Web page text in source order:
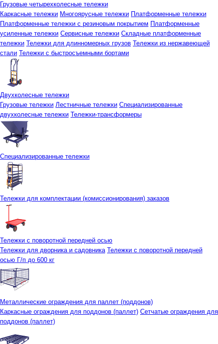
Грузовые четырехколесные тележки
Каркасные тележки Многоярусные тележки Платформенные тележки
Платформенные тележки с резиновым покрытием Платформенные
усиленные тележки Сервисные тележки Складные платформенные
тележки Тележки для длинномерных грузов Тележки из нержавеющей
стали Тележки с быстросъемными бортами
Двухколесные тележки
Грузовые тележки Лестничные тележки Специализированные
двухколесные тележки Тележки-трансформеры
Специализированные тележки
Тележки для комплектации (комиссионирования) заказов
Тележки с поворотной передней осью
Тележки для дворника и садовника Тележки с поворотной передней
осью Г/п до 600 кг
Металлические ограждения для паллет (поддонов)
Каркасные ограждения для поддонов (паллет) Сетчатые ограждения для
поддонов (паллет)